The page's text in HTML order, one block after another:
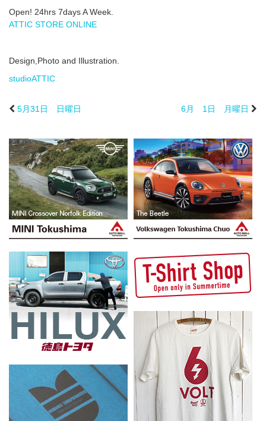
Open! 24hrs 7days A Week.
ATTIC STORE ONLINE
Design,Photo and Illustration.
studioATTIC
5月31日 日曜日 6月 1日 月曜日